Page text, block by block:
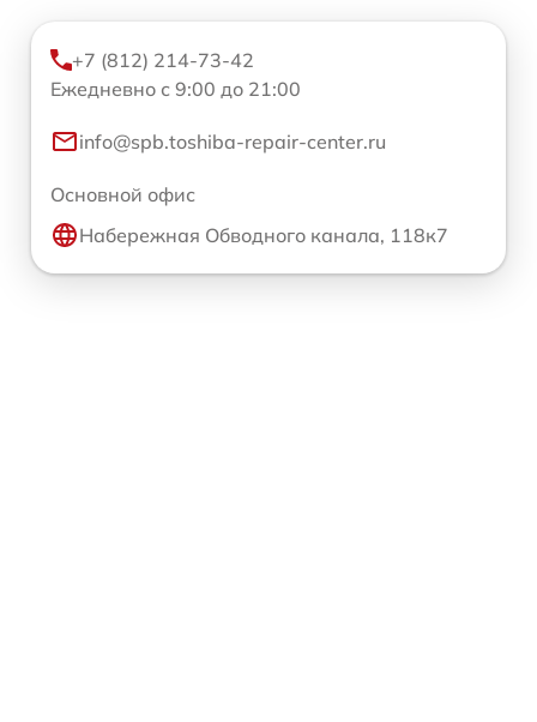
+7 (812) 214-73-42
Ежедневно с 9:00 до 21:00
info@spb.toshiba-repair-center.ru
Основной офис
Набережная Обводного канала, 118к7